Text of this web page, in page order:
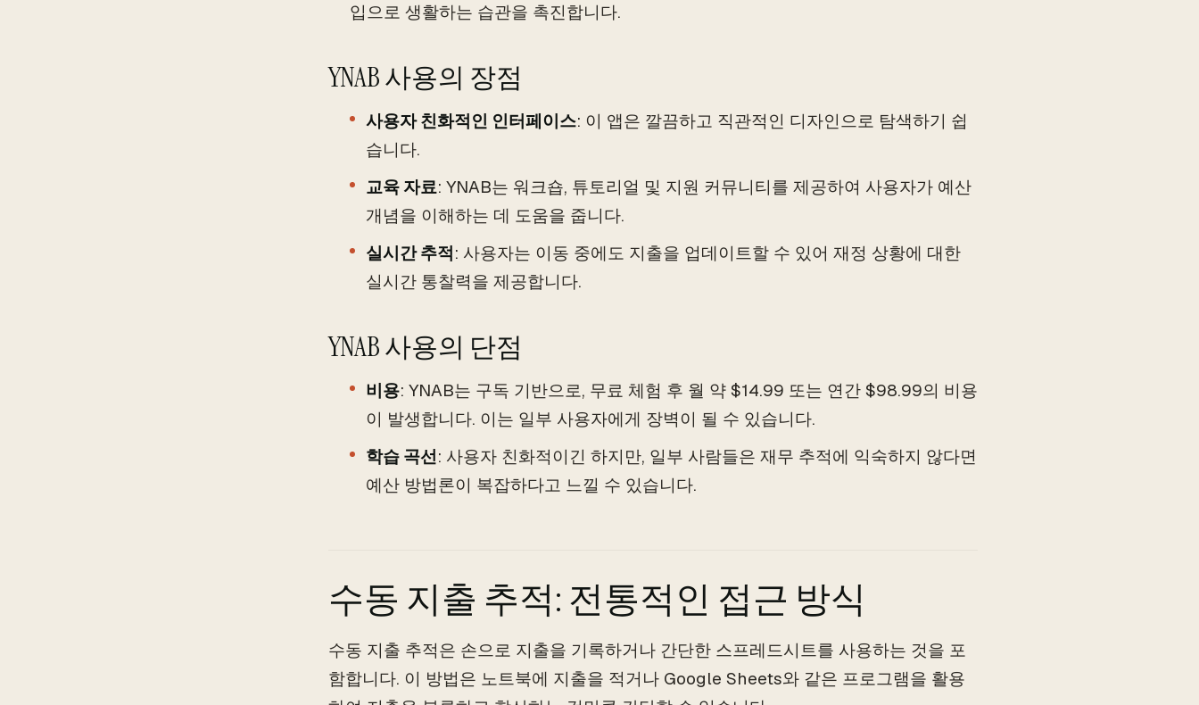
입으로 생활하는 습관을 촉진합니다.
YNAB 사용의 장점
사용자 친화적인 인터페이스: 이 앱은 깔끔하고 직관적인 디자인으로 탐색하기 쉽
습니다.
교육 자료: YNAB는 워크숍, 튜토리얼 및 지원 커뮤니티를 제공하여 사용자가 예산
개념을 이해하는 데 도움을 줍니다.
실시간 추적: 사용자는 이동 중에도 지출을 업데이트할 수 있어 재정 상황에 대한
실시간 통찰력을 제공합니다.
YNAB 사용의 단점
비용: YNAB는 구독 기반으로, 무료 체험 후 월 약 $14.99 또는 연간 $98.99의 비용
이 발생합니다. 이는 일부 사용자에게 장벽이 될 수 있습니다.
학습 곡선: 사용자 친화적이긴 하지만, 일부 사람들은 재무 추적에 익숙하지 않다면
예산 방법론이 복잡하다고 느낄 수 있습니다.
수동 지출 추적: 전통적인 접근 방식
수동 지출 추적은 손으로 지출을 기록하거나 간단한 스프레드시트를 사용하는 것을 포
함합니다. 이 방법은 노트북에 지출을 적거나 Google Sheets와 같은 프로그램을 활용